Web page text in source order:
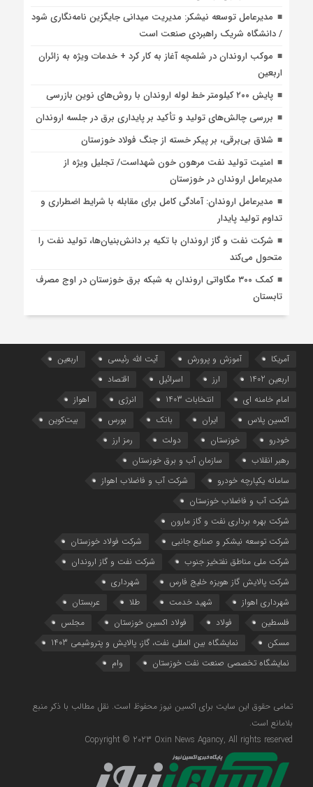
مدیرعامل توسعه نیشکر: مدیریت میدانی جایگزین نامه‌نگاری شود
/ دانشگاه شریک راهبردی صنعت است
موکب اروندان در شلمچه آغاز به کار کرد + خدمات ویژه به زائران
اربعین
پایش ۲۰۰ کیلومتر خط لوله اروندان با روش‌های نوین بازرسی
بررسی چالش‌های تولید و تأکید بر پایداری برق در جلسه اروندان
شلاق‌ بی‌برقی، بر پیکر خسته‌ از جنگ فولاد خوزستان
امنیت تولید نفت مرهون خون شهداست/ تجلیل ویژه از
مدیرعامل اروندان در خوزستان
مدیرعامل اروندان: آمادگی کامل برای مقابله با شرایط اضطراری و
تداوم تولید پایدار
شرکت نفت و گاز اروندان با تکیه بر دانش‌بنیان‌ها، تولید نفت را
متحول می‌کند
کمک ۳۰۰ مگاواتی اروندان به شبکه برق خوزستان در اوج مصرف
تابستان
آمریکا آموزش و پرورش آیت الله رئیسی
اربعین
اربعین 1402
ارز اسرائیل
اقتصاد
امام خامنه ای
انتخابات 1403 انرژی
اهواز
اکسین پلاس
ایران بانک بورس
بیت‌کوین
خودرو
خوزستان دولت
رمز ارز
رهبر انقلاب
سازمان آب و برق خوزستان
سامانه یکپارچه خودرو
شرکت آب و فاضلاب اهواز
شرکت آب و فاضلاب خوزستان
شرکت بهره برداری نفت و گاز مارون
شرکت توسعه نیشکر و صنایع جانبی
شرکت فولاد خوزستان
شرکت ملی مناطق نفتخیز جنوب
شرکت نفت و گاز اروندان
شرکت پالایش گاز هویزه خلیج‌ فارس
شهرداری
شهرداری اهواز
شهید خدمت طلا
عربستان
فلسطین
فولاد فولاد اکسین خوزستان
مجلس
مسکن
نمایشگاه بین المللی نفت، گاز، پالایش و پتروشیمی 1403
نمایشگاه تخصصی صنعت نفت خوزستان
وام
تمامی حقوق این سایت برای اکسین نیوز محفوظ است. نقل مطالب با ذکر منبع
بلامانع است.
Copyright © 2023 Oxin News Agancy, All rights reserved